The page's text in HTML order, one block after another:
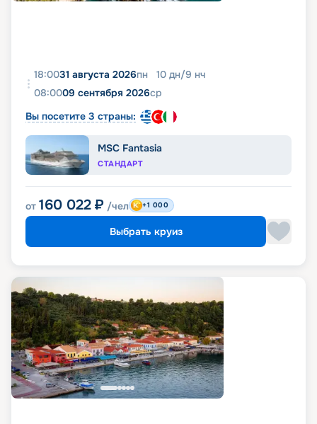
18:0031 августа 2026пн 10 дн/9 нч
08:0009 сентября 2026ср
Вы посетите 3 страны:
MSC Fantasia
СТАНДАРТ
от 160 022 ₽ /чел +1 000
Выбрать круиз